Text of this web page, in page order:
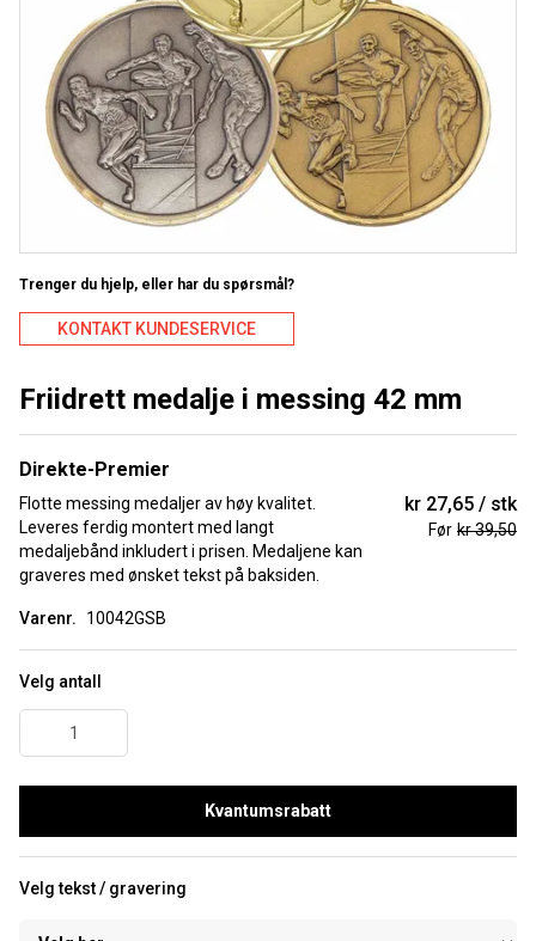
Trenger du hjelp, eller har du spørsmål?
KONTAKT KUNDESERVICE
Friidrett medalje i messing 42 mm
Direkte-Premier
Flotte messing medaljer av høy kvalitet.
Leveres ferdig montert med langt
medaljebånd inkludert i prisen. Medaljene kan
graveres med ønsket tekst på baksiden.
Varenr. 10042GSB
kr 27,65 stk
Før kr 39,50
Velg antall
Kvantumsrabatt
Velg tekst / gravering